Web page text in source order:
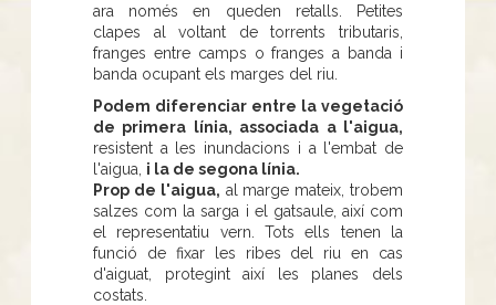
ara només en queden retalls. Petites
clapes al voltant de torrents tributaris,
franges entre camps o franges a banda i
banda ocupant els marges del riu.
Podem diferenciar entre la vegetació
de primera línia, associada a l'aigua,
resistent a les inundacions i a l'embat de
l'aigua, i la de segona línia.
Prop de l'aigua, al marge mateix, trobem
salzes com la sarga i el gatsaule, així com
el representatiu vern. Tots ells tenen la
funció de fixar les ribes del riu en cas
d'aiguat, protegint així les planes dels
costats.